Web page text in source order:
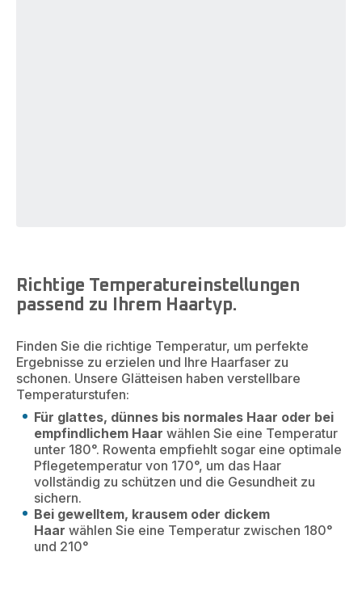
Richtige Temperatureinstellungen
passend zu Ihrem Haartyp.
Finden Sie die richtige Temperatur, um perfekte
Ergebnisse zu erzielen und Ihre Haarfaser zu
schonen. Unsere Glätteisen haben verstellbare
Temperaturstufen:
Für glattes, dünnes bis normales Haar oder bei
empfindlichem Haar wählen Sie eine Temperatur
unter 180°. Rowenta empfiehlt sogar eine optimale
Pflegetemperatur von 170°, um das Haar
vollständig zu schützen und die Gesundheit zu
sichern.
Bei gewelltem, krausem oder dickem
Haar wählen Sie eine Temperatur zwischen 180°
und 210°